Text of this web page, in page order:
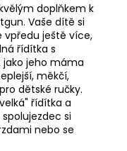
doplňkem k
Vaše dítě si
vpředu ještě více,
řídítka s
jeho máma
měkčí,
dětské ručky.
řídítka a
si
nebo se